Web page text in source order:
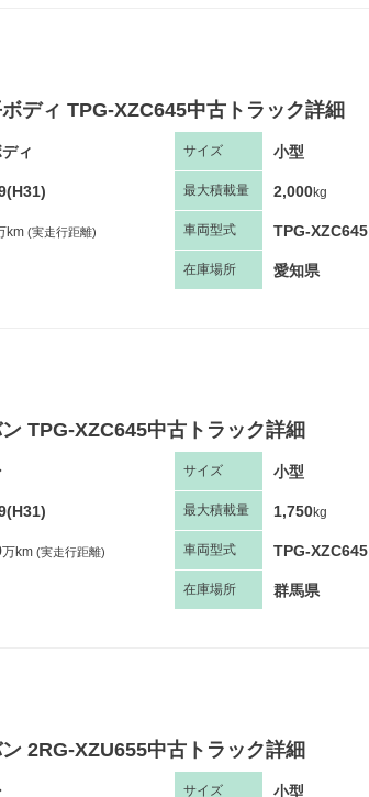
ボディ TPG-XZC645中古トラック詳細
ィ サイズ 小型
最大積載量 2,000kg
km (実走行距離) 車両型式 TPG-XZC645
在庫場所 愛知県
ン TPG-XZC645中古トラック詳細
サイズ 小型
最大積載量 1,750kg
万km (実走行距離) 車両型式 TPG-XZC645
在庫場所 群馬県
ン 2RG-XZU655中古トラック詳細
サイズ 小型